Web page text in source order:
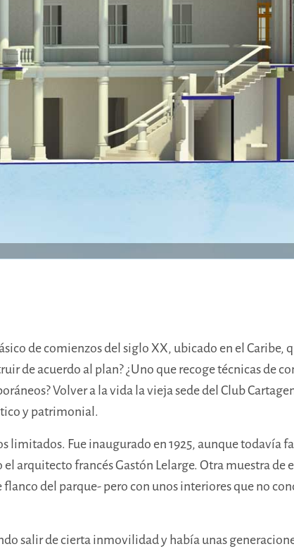
de comienzos del siglo XX, ubicado en el
de acuerdo al plan? ¿Uno que recoge técnicas de
Volver a la vida la vieja sede del Club
y patrimonial.
limitados. Fue inaugurado en 1925, aunque todavía
arquitecto francés Gastón Lelarge. Otra muestra de
del parque- pero con unos interiores que no
salir de cierta inmovilidad y había unas